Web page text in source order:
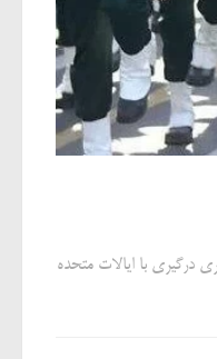
درگیری با ایالات متحده